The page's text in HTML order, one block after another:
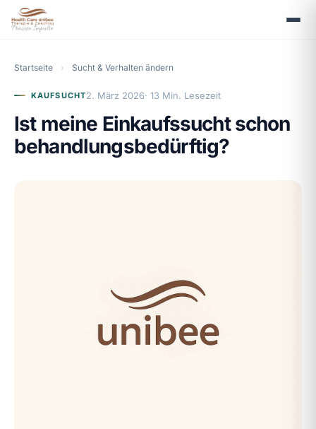
Startseite › Sucht & Verhalten ändern
KAUFSUCHT2. März 2026· 13 Min. Lesezeit
Ist meine Einkaufssucht schon
behandlungsbedürftig?